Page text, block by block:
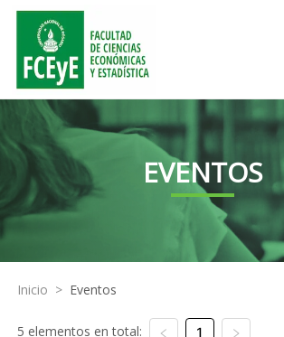
EVENTOS
Inicio > Eventos
5 elementos en total: 1